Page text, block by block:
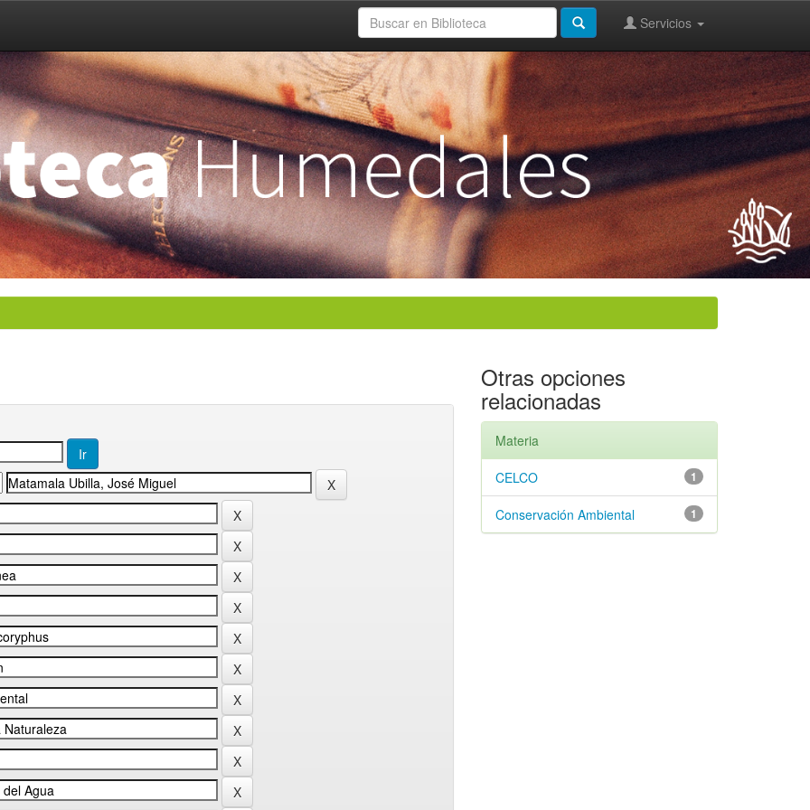
Servicios
Otras opciones
relacionadas
Materia
1
CELCO
1
Conservación Ambiental